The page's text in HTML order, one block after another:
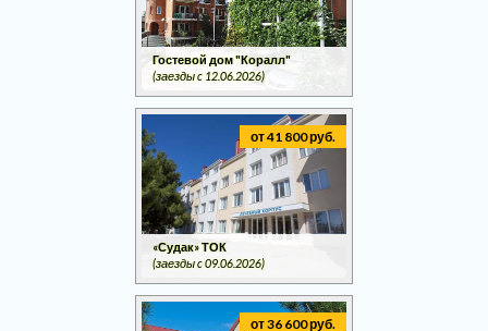
Гостевой дом "Коралл"
(заезды c 12.06.2026)
от 41 800 руб.
«Судак» ТОК
(заезды c 09.06.2026)
от 36 600 руб.